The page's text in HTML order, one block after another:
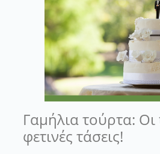
Γαμήλια τούρτα:
φετινές τάσεις!